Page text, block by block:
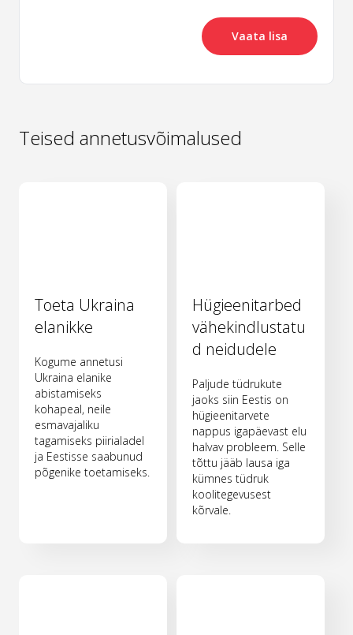
Vaata lisa
Teised annetusvõimalused
Toeta Ukraina
elanikke
Kogume annetusi
Ukraina elanike
abistamiseks
kohapeal, neile
esmavajaliku
tagamiseks piirialadel
ja Eestisse saabunud
põgenike toetamiseks.
Hügieenitarbed
vähekindlustatu
d neidudele
Paljude tüdrukute
jaoks siin Eestis on
hügieenitarvete
nappus igapäevast elu
halvav probleem. Selle
tõttu jääb lausa iga
kümnes tüdruk
koolitegevusest
kõrvale.